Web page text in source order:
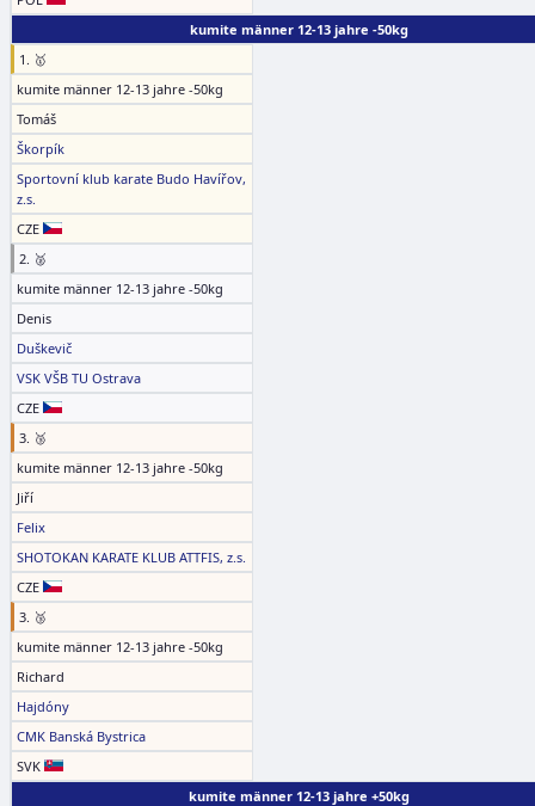
kumite männer 12-13 jahre -50kg
1. 🥇
kumite männer 12-13 jahre -50kg
Tomáš
Škorpík
Sportovní klub karate Budo Havířov,
z.s.
CZE
2. 🥈
kumite männer 12-13 jahre -50kg
Denis
Duškevič
VSK VŠB TU Ostrava
CZE
3. 🥉
kumite männer 12-13 jahre -50kg
Jiří
Felix
SHOTOKAN KARATE KLUB ATTFIS, z.s.
CZE
3. 🥉
kumite männer 12-13 jahre -50kg
Richard
Hajdóny
CMK Banská Bystrica
SVK
kumite männer 12-13 jahre +50kg